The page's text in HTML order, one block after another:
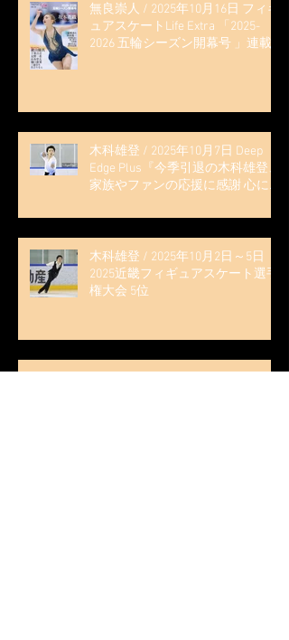
無良崇人 / 2025年10月16日 フィギ
ュアスケートLife Extra 「2025-
2026 五輪シーズン開幕号 」連載
木科雄登 / 2025年10月7日 Deep
Edge Plus『今季引退の木科雄登、
家族やファンの応援に感謝 心に響
見に来て」』
木科雄登 / 2025年10月2日～5日
2025近畿フィギュアスケート選手
権大会 5位